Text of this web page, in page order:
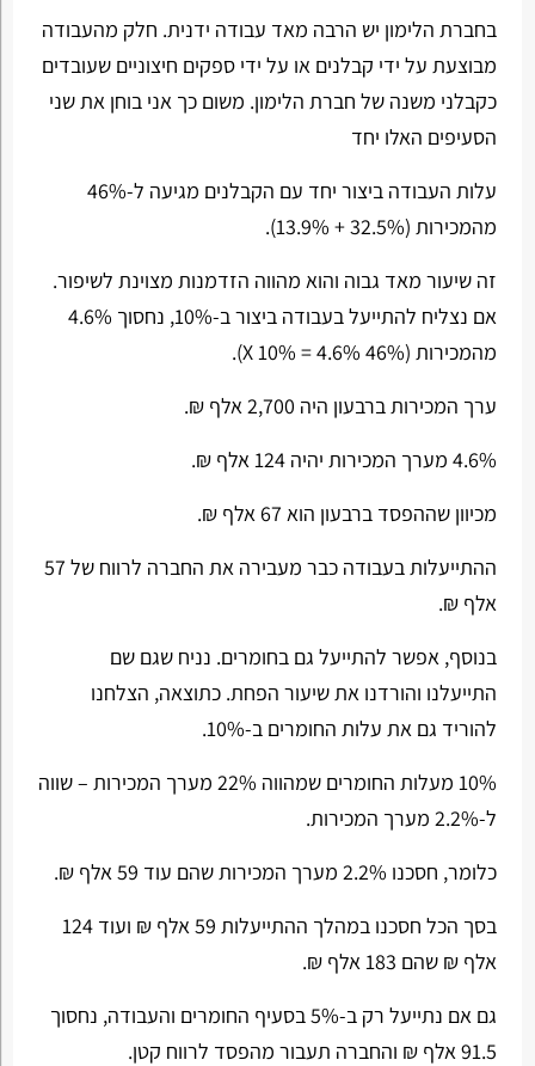
בחברת הלימון יש הרבה מאד עבודה ידנית. חלק מהעבודה
מבוצעת על ידי קבלנים או על ידי ספקים חיצוניים שעובדים
כקבלני משנה של חברת הלימון. משום כך אני בוחן את שני
הסעיפים האלו יחד
עלות העבודה ביצור יחד עם הקבלנים מגיעה ל-46%
מהמכירות (32.5% + 13.9%).
זה שיעור מאד גבוה והוא מהווה הזדמנות מצוינת לשיפור.
אם נצליח להתייעל בעבודה ביצור ב-10%, נחסוך 4.6%
מהמכירות (46% X 10% = 4.6%).
ערך המכירות ברבעון היה 2,700 אלף ₪.
4.6% מערך המכירות יהיה 124 אלף ₪.
מכיוון שההפסד ברבעון הוא 67 אלף ₪.
ההתייעלות בעבודה כבר מעבירה את החברה לרווח של 57
אלף ₪.
בנוסף, אפשר להתייעל גם בחומרים. נניח שגם שם
התייעלנו והורדנו את שיעור הפחת. כתוצאה, הצלחנו
להוריד גם את עלות החומרים ב-10%.
10% מעלות החומרים שמהווה 22% מערך המכירות – שווה
ל-2.2% מערך המכירות.
כלומר, חסכנו 2.2% מערך המכירות שהם עוד 59 אלף ₪.
בסך הכל חסכנו במהלך ההתייעלות 59 אלף ₪ ועוד 124
אלף ₪ שהם 183 אלף ₪.
גם אם נתייעל רק ב-5% בסעיף החומרים והעבודה, נחסוך
91.5 אלף ₪ והחברה תעבור מהפסד לרווח קטן.